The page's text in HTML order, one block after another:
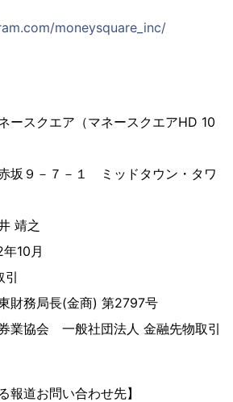
moneysquare_inc/
ースクエア（マネースクエアHD 10
坂９－７－１ ミッドタウン・タワ
靖之
10月
引
財務局長(金商) 第2797号
券業協会 一般社団法人 金融先物取引
報道お問い合わせ先】